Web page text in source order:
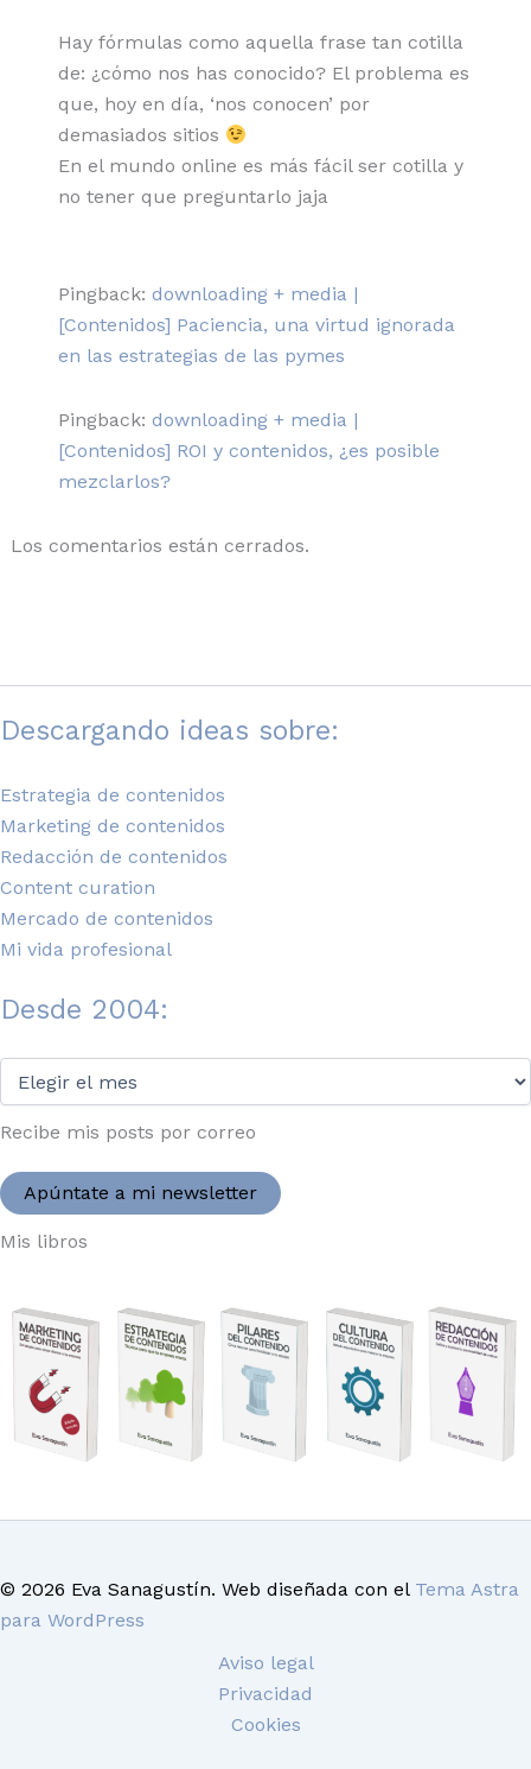
Hay fórmulas como aquella frase tan cotilla
de: ¿cómo nos has conocido? El problema es
que, hoy en día, ‘nos conocen’ por
demasiados sitios
En el mundo online es más fácil ser cotilla y
no tener que preguntarlo jaja
Pingback: downloading + media |
[Contenidos] Paciencia, una virtud ignorada
en las estrategias de las pymes
Pingback: downloading + media |
[Contenidos] ROI y contenidos, ¿es posible
mezclarlos?
Los comentarios están cerrados.
Descargando ideas sobre:
Estrategia de contenidos
Marketing de contenidos
Redacción de contenidos
Content curation
Mercado de contenidos
Mi vida profesional
Desde 2004:
2004:
Recibe mis posts por correo
Apúntate a mi newsletter
Mis libros
© 2026 Eva Sanagustín. Web diseñada con el Tema Astra
para WordPress
Aviso legal
Privacidad
Cookies